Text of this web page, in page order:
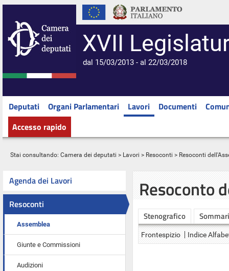
XVII
dal 15/03/2013 - al 22/03/2018
Deputati Organi Parlamentari Lavori Documenti
Accesso rapido
Stai consultando: Camera dei deputati > Lavori > Resoconti > Resoconti
Agenda dei Lavori
Resoconti
Assemblea
Giunte e Commissioni
Audizioni
Resoconto
Stenografico
Frontespizio Indice